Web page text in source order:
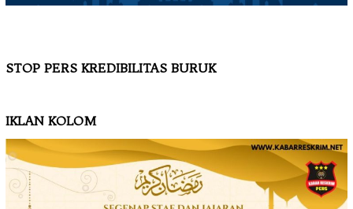
STOP PERS KREDIBILITAS BURUK
IKLAN KOLOM